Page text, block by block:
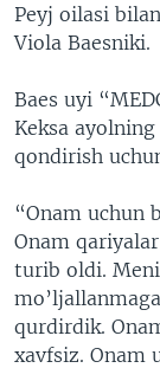
Peyj oilasi
Viola Baesniki.
Baes uyi
Keksa
qondirish
“Onam uchun
Onam
turib oldi.
qurdirdik.
xavfsiz. Onam